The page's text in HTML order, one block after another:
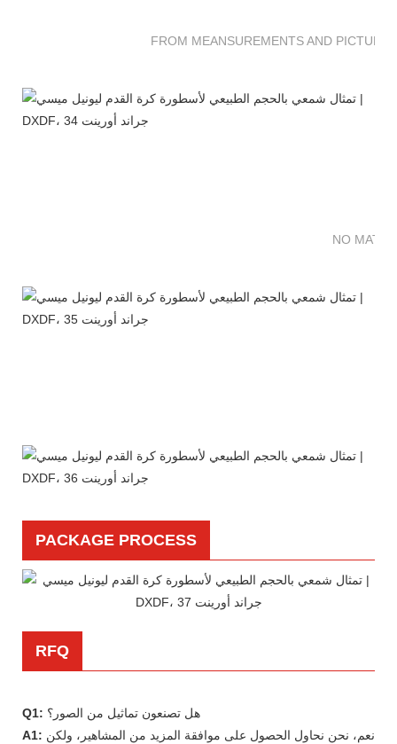
FROM MEANSUREMENTS AND
NO
PACKAGE PROCESS
RFQ
Q1: هل تصنعون تماثيل من الصور؟
A1: